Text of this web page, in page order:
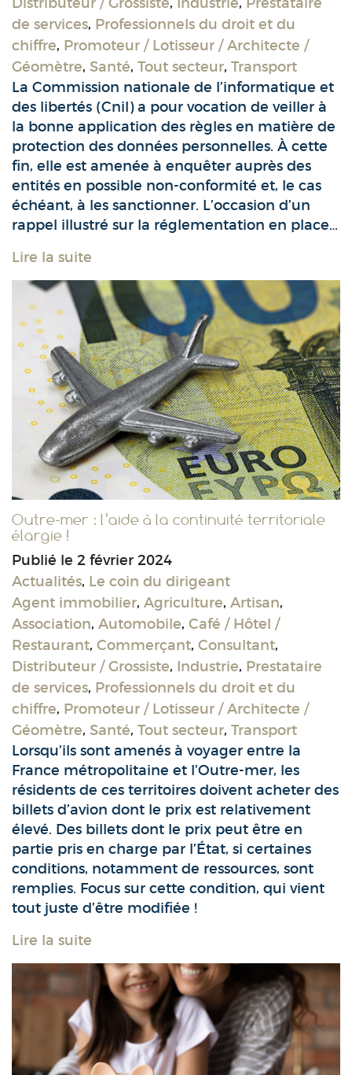
de services, Professionnels du droit et du
chiffre, Promoteur / Lotisseur / Architecte /
Géomètre, Santé, Tout secteur, Transport
La Commission nationale de l’informatique et
des libertés (Cnil) a pour vocation de veiller à
la bonne application des règles en matière de
protection des données personnelles. À cette
fin, elle est amenée à enquêter auprès des
entités en possible non-conformité et, le cas
échéant, à les sanctionner. L’occasion d’un
rappel illustré sur la réglementation en place…
Lire la suite
Outre-mer : l’aide à la continuité territoriale
élargie !
Publié le 2 février 2024
Actualités, Le coin du dirigeant
Agent immobilier, Agriculture, Artisan,
Association, Automobile, Café / Hôtel /
Restaurant, Commerçant, Consultant,
Distributeur / Grossiste, Industrie, Prestataire
de services, Professionnels du droit et du
chiffre, Promoteur / Lotisseur / Architecte /
Géomètre, Santé, Tout secteur, Transport
Lorsqu’ils sont amenés à voyager entre la
France métropolitaine et l’Outre-mer, les
résidents de ces territoires doivent acheter des
billets d’avion dont le prix est relativement
élevé. Des billets dont le prix peut être en
partie pris en charge par l’État, si certaines
conditions, notamment de ressources, sont
remplies. Focus sur cette condition, qui vient
tout juste d’être modifiée !
Lire la suite